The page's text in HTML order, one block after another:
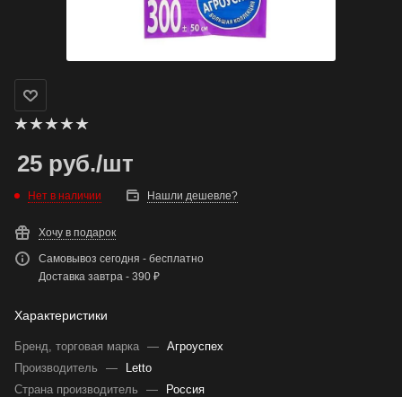
25 руб./шт
Нет в наличии Нашли дешевле?
Хочу в подарок
Самовывоз сегодня - бесплатно
Доставка завтра - 390 ₽
Характеристики
Бренд, торговая марка — Агроуспех
Производитель
—
Letto
Страна производитель
—
Россия